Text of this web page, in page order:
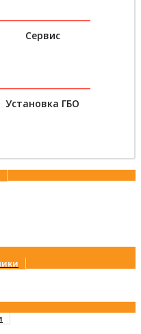
Сервис
Установка ГБО